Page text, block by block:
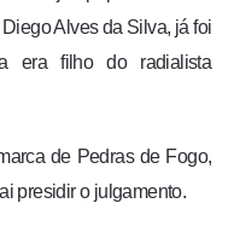
Alves da Silva, já foi
era filho do radialista
de Pedras de Fogo,
presidir o julgamento.